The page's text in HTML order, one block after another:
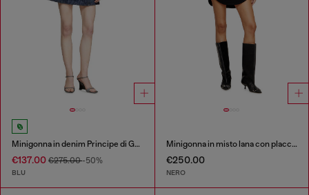
Minigonna in denim Principe di Galles
€137.00 €275.00-50%
BLU
Minigonna in misto lana con placca Oval D
€250.00
NERO